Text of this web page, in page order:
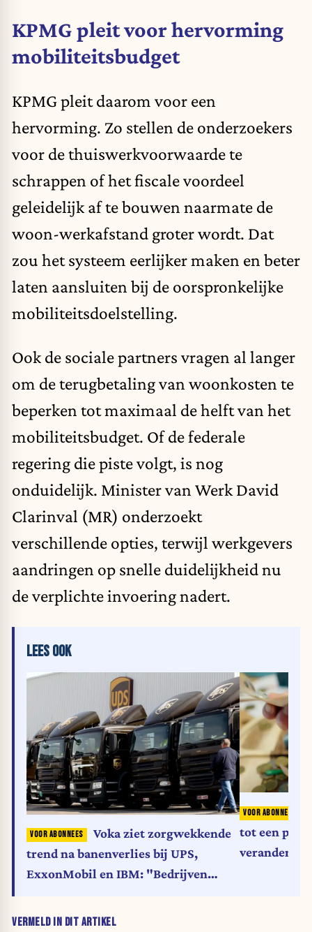
KPMG pleit voor hervorming
mobiliteitsbudget
KPMG pleit daarom voor een
hervorming. Zo stellen de onderzoekers
voor de thuiswerkvoorwaarde te
schrappen of het fiscale voordeel
geleidelijk af te bouwen naarmate de
woon-werkafstand groter wordt. Dat
zou het systeem eerlijker maken en beter
laten aansluiten bij de oorspronkelijke
mobiliteitsdoelstelling.
Ook de sociale partners vragen al langer
om de terugbetaling van woonkosten te
beperken tot maximaal de helft van het
mobiliteitsbudget. Of de federale
regering die piste volgt, is nog
onduidelijk. Minister van Werk David
Clarinval (MR) onderzoekt
verschillende opties, terwijl werkgevers
aandringen op snelle duidelijkheid nu
de verplichte invoering nadert.
VERMELD IN DIT ARTIKEL
LEES OOK
Voka ziet zorgwekkende
trend na banenverlies bij UPS,
ExxonMobil en IBM: "Bedrijven
tot een
verandert